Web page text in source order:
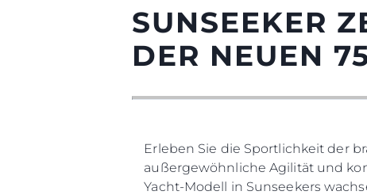
SUNSEEKER
DER NEUEN
Erleben Sie die Sportlichkeit der
außergewöhnliche Agilität und
Yacht-Modell in Sunseekers